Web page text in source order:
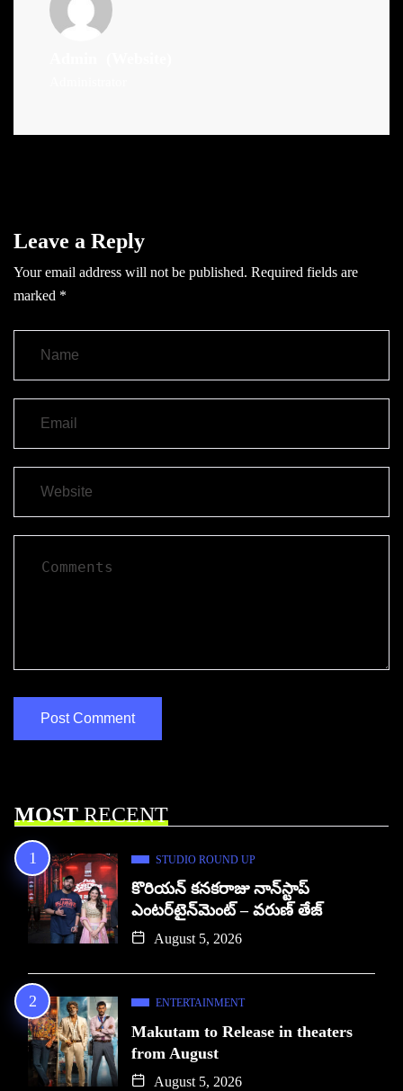
Leave a Reply
Your email address will not be published. Required fields are
marked *
MOSTRECENT
STUDIO ROUND UP
కొరియన్ కనకరాజు నాన్‌స్టాప్
ఎంటర్‌టైన్‌మెంట్ – వరుణ్ తేజ్
August 5, 2026
ENTERTAINMENT
Makutam to Release in theaters
from August
August 5, 2026